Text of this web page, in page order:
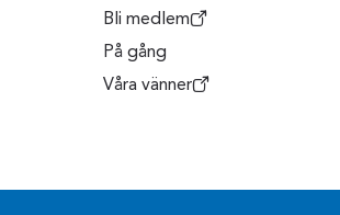
Bli medlem
På gång
Våra vänner